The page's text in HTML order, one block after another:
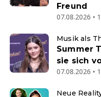
Freund
07.08.2026 •
Musik als
Summer
sie sich
07.08.2026 •
Neue